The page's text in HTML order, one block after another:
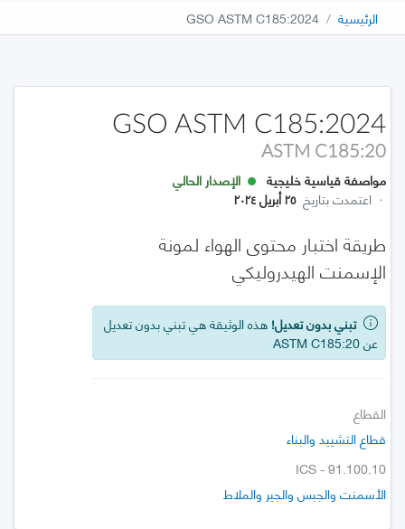
الرئيسية GSO ASTM C185:2024
GSO ASTM C185:2024
ASTM C185:20
مواصفة قياسية خليجية
الإصدار الحالي
· اعتمدت بتاريخ ٢٥ أبريل ٢٠٢٤
طريقة اختبار محتوى الهواء لمونة
الإسمنت الهيدروليكي
تبني بدون تعديل! هذه الوثيقة هي تبني بدون تعديل
عن ASTM C185:20
القطاع
قطاع التشييد والبناء
ICS - 91.100.10
الأسمنت والجبس والجير والملاط